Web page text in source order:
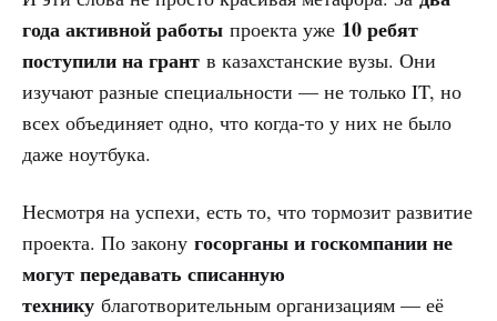
года активной работы проекта уже 10 ребят
поступили на грант в казахстанские вузы. Они
изучают разные специальности — не только IT, но
всех объединяет одно, что когда-то у них не было
даже ноутбука.
Несмотря на успехи, есть то, что тормозит развитие
проекта. По закону госорганы и госкомпании не
могут передавать списанную
технику благотворительным организациям — её